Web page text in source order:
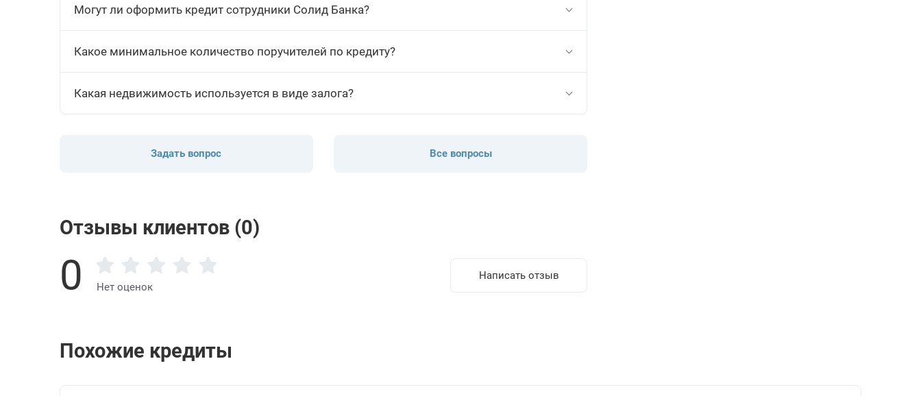
Могут ли оформить кредит сотрудники Солид Банка?
Какое минимальное количество поручителей по кредиту?
Какая недвижимость используется в виде залога?
Задать вопрос Все вопросы
Отзывы клиентов (0)
0 Нет оценок
Написать отзыв
Похожие кредиты